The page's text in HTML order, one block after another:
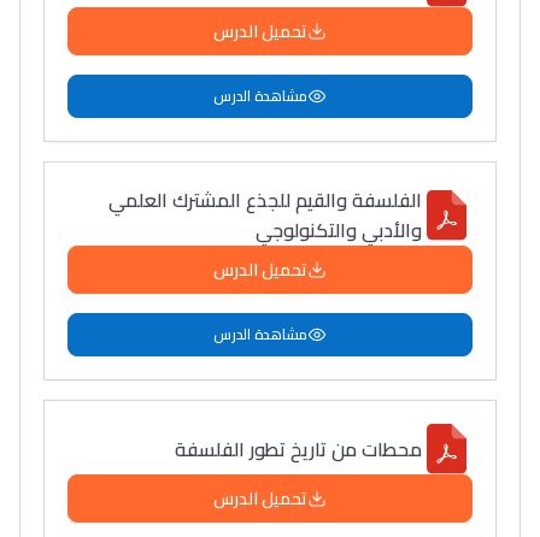
تحميل الدرس
مشاهدة الدرس
الفلسفة والقيم للجذع المشترك العلمي
والأدبي والتكنولوجي
تحميل الدرس
مشاهدة الدرس
محطات من تاريخ تطور الفلسفة
تحميل الدرس